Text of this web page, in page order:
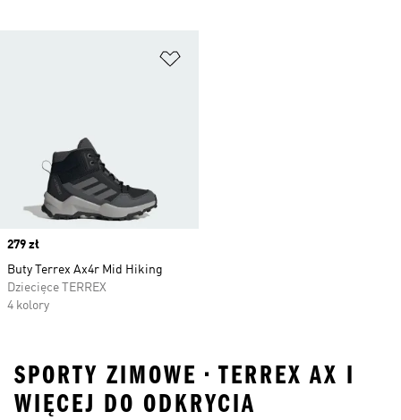
Price
279 zł
Buty Terrex Ax4r Mid Hiking
Dziecięce TERREX
4 kolory
SPORTY ZIMOWE • TERREX AX I
WIĘCEJ DO ODKRYCIA